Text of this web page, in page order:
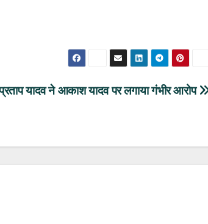
यादव ने आकाश यादव पर लगाया गंभीर आरोप